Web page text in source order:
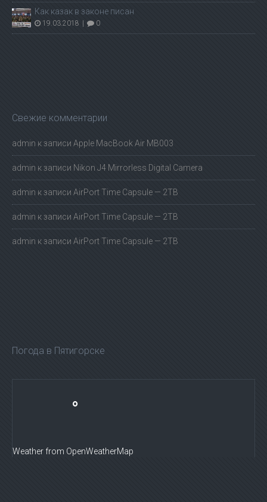
Как казак в законе писан
19.03.2018 0
Свежие комментарии
admin к записи Apple MacBook Air MB003
admin к записи Nikon J4 Mirrorless Digital Camera
admin к записи AirPort Time Capsule — 2TB
admin к записи AirPort Time Capsule — 2TB
admin к записи AirPort Time Capsule — 2TB
Погода в Пятигорске
°
Weather from OpenWeatherMap